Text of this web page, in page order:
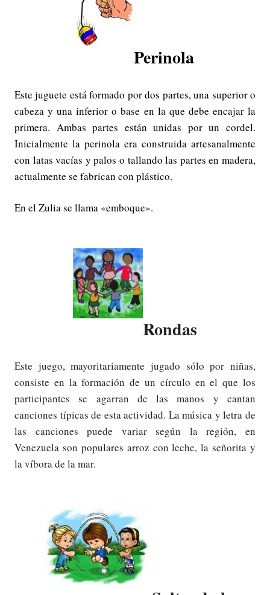
Perinola
Este juguete está formado por dos partes, una superior o
cabeza y una inferior o base en la que debe encajar la
primera. Ambas partes están unidas por un cordel.
Inicialmente la perinola era construida artesanalmente
con latas vacías y palos o tallando las partes en madera,
actualmente se fabrican con plástico.
En el Zulia se llama «emboque».
Rondas
Este juego, mayoritariamente jugado sólo por niñas,
consiste en la formación de un círculo en el que los
participantes se agarran de las manos y cantan
canciones típicas de esta actividad. La música y letra de
las canciones puede variar según la región, en
Venezuela son populares arroz con leche, la señorita y
la víbora de la mar.